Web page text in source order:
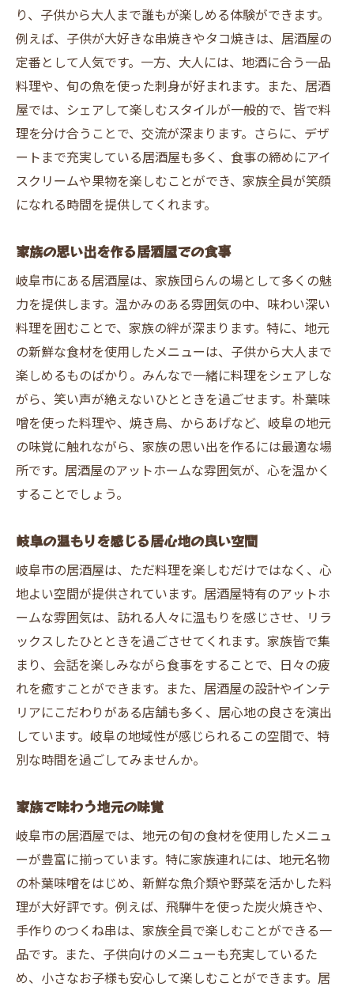
り、子供から大人まで誰もが楽しめる体験ができます。
例えば、子供が大好きな串焼きやタコ焼きは、居酒屋の
定番として人気です。一方、大人には、地酒に合う一品
料理や、旬の魚を使った刺身が好まれます。また、居酒
屋では、シェアして楽しむスタイルが一般的で、皆で料
理を分け合うことで、交流が深まります。さらに、デザ
ートまで充実している居酒屋も多く、食事の締めにアイ
スクリームや果物を楽しむことができ、家族全員が笑顔
になれる時間を提供してくれます。
家族の思い出を作る居酒屋での食事
岐阜市にある居酒屋は、家族団らんの場として多くの魅
力を提供します。温かみのある雰囲気の中、味わい深い
料理を囲むことで、家族の絆が深まります。特に、地元
の新鮮な食材を使用したメニューは、子供から大人まで
楽しめるものばかり。みんなで一緒に料理をシェアしな
がら、笑い声が絶えないひとときを過ごせます。朴葉味
噌を使った料理や、焼き鳥、からあげなど、岐阜の地元
の味覚に触れながら、家族の思い出を作るには最適な場
所です。居酒屋のアットホームな雰囲気が、心を温かく
することでしょう。
岐阜の温もりを感じる居心地の良い空間
岐阜市の居酒屋は、ただ料理を楽しむだけではなく、心
地よい空間が提供されています。居酒屋特有のアットホ
ームな雰囲気は、訪れる人々に温もりを感じさせ、リラ
ックスしたひとときを過ごさせてくれます。家族皆で集
まり、会話を楽しみながら食事をすることで、日々の疲
れを癒すことができます。また、居酒屋の設計やインテ
リアにこだわりがある店舗も多く、居心地の良さを演出
しています。岐阜の地域性が感じられるこの空間で、特
別な時間を過ごしてみませんか。
家族で味わう地元の味覚
岐阜市の居酒屋では、地元の旬の食材を使用したメニュ
ーが豊富に揃っています。特に家族連れには、地元名物
の朴葉味噌をはじめ、新鮮な魚介類や野菜を活かした料
理が大好評です。例えば、飛騨牛を使った炭火焼きや、
手作りのつくね串は、家族全員で楽しむことができる一
品です。また、子供向けのメニューも充実しているた
め、小さなお子様も安心して楽しむことができます。居